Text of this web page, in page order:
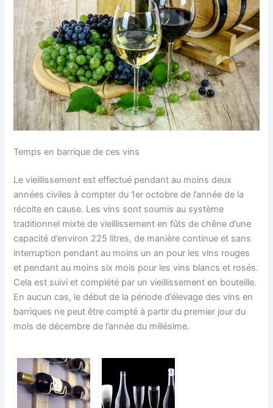
Temps en barrique de ces vins
Le vieillissement est effectué pendant au moins deux
années civiles à compter du 1er octobre de l’année de la
récolte en cause. Les vins sont soumis au système
traditionnel mixte de vieillissement en fûts de chêne d’une
capacité d’environ 225 litres, de manière continue et sans
interruption pendant au moins un an pour les vins rouges
et pendant au moins six mois pour les vins blancs et rosés.
Cela est suivi et complété par un vieillissement en bouteille.
En aucun cas, le début de la période d’élevage des vins en
barriques ne peut être compté à partir du premier jour du
mois de décembre de l’année du millésime.